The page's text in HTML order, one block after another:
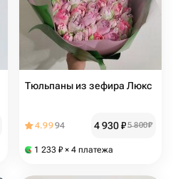
Тюльпаны из зефира Люкс
4.9994 4 930₽5 800₽
1 233 ₽ × 4 платежа